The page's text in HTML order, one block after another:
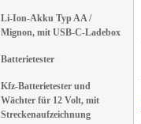
Li-Ion-Akku Typ AA /
Mignon, mit USB-C-Ladebox
Batterietester
Kfz-Batterietester und
Wächter für 12 Volt, mit
Streckenaufzeichnung